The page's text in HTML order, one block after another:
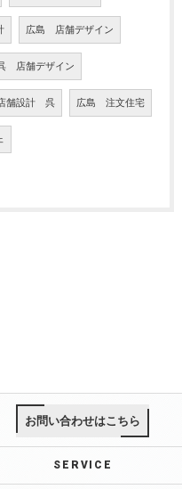
広島 店舗デザイン
店舗デザイン
舗設計 呉 広島 注文住宅
お問い合わせはこちら
SERVICE